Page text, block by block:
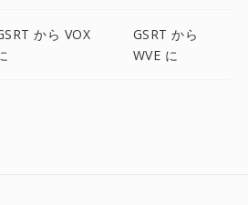
から VOX
GSRT から
WVE に